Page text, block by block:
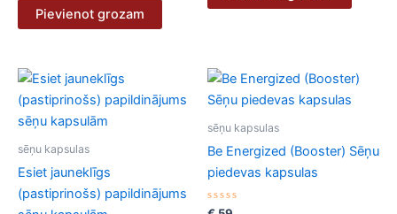
Pievienot grozam
no
sēņu kapsulas
Esiet jauneklīgs
(pastiprinošs) papildinājums
sēņu kapsulas
Be Energized (Booster) Sēņu
piedevas kapsulas
Novērtēts